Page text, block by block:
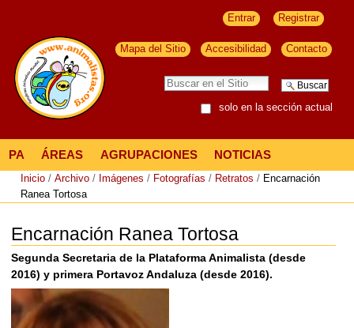
Entrar Registrar
Mapa del Sitio Accesibilidad Contacto
solo en la sección actual
PA ÁREAS AGRUPACIONES NOTICIAS
Inicio / Archivo / Imágenes / Fotografías / Retratos / Encarnación
Ranea Tortosa
Encarnación Ranea Tortosa
Segunda Secretaria de la Plataforma Animalista (desde
2016) y primera Portavoz Andaluza (desde 2016).